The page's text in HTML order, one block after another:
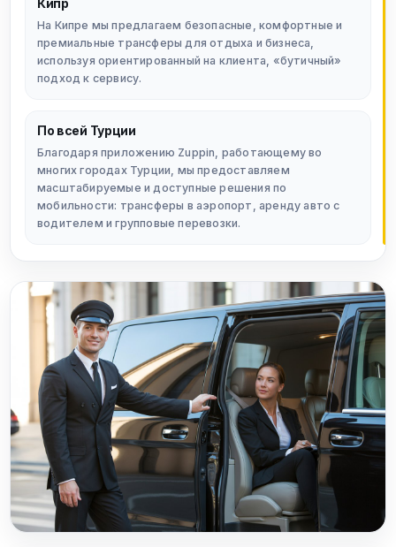
Кипр
На Кипре мы предлагаем безопасные, комфортные и
премиальные трансферы для отдыха и бизнеса,
используя ориентированный на клиента, «бутичный»
подход к сервису.
По всей Турции
Благодаря приложению Zuppin, работающему во
многих городах Турции, мы предоставляем
масштабируемые и доступные решения по
мобильности: трансферы в аэропорт, аренду авто с
водителем и групповые перевозки.